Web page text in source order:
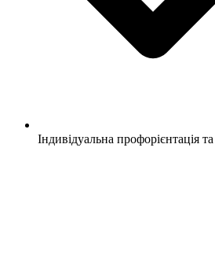
Індивідуальна профорієнтація